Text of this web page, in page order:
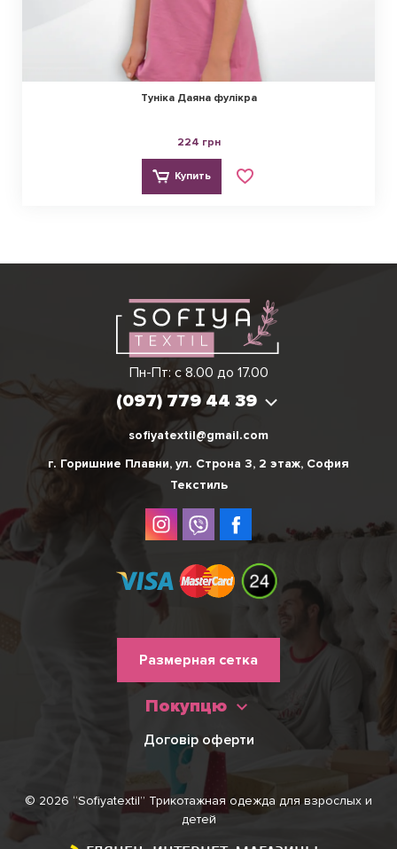
Туніка Даяна фулікра
224 грн
Купить
Пн-Пт: с 8.00 до 17.00
(097) 779 44 39
Виктория
(097) 779 44 39
sofiyatextil@gmail.com
г. Горишние Плавни, ул. Строна 3, 2 этаж, София
Текстиль
нижнього
колонтитулу
Размерная сетка
Покупцю
Договір оферти
© 2026 “Sofiyatextil” Трикотажная одежда для взрослых и
детей